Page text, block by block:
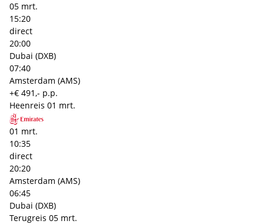
05 mrt.
15:20
direct
20:00
Dubai (DXB)
07:40
Amsterdam (AMS)
+€ 491,- p.p.
Heenreis 01 mrt.
01 mrt.
10:35
direct
20:20
Amsterdam (AMS)
06:45
Dubai (DXB)
Terugreis 05 mrt.